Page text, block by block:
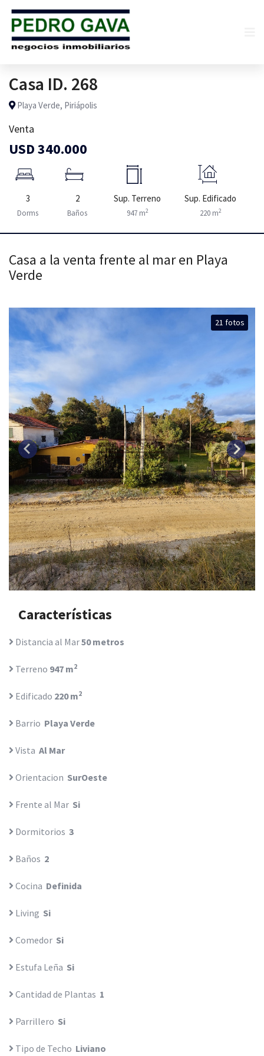
Casa ID. 268
Playa Verde, Piriápolis
Venta
USD 340.000
3
Dorms
2
Baños
Sup. Terreno
947 m2
Sup. Edificado
220 m2
Casa a la venta frente al mar en Playa
Verde
21 fotos
Características
Distancia al Mar50 metros
Terreno 947 m2
Edificado 220 m2
Barrio Playa Verde
Vista Al Mar
Orientacion SurOeste
Frente al Mar Si
Dormitorios 3
Baños 2
Cocina Definida
Living Si
Comedor Si
Estufa Leña Si
Cantidad de Plantas 1
Parrillero Si
Tipo de Techo Liviano